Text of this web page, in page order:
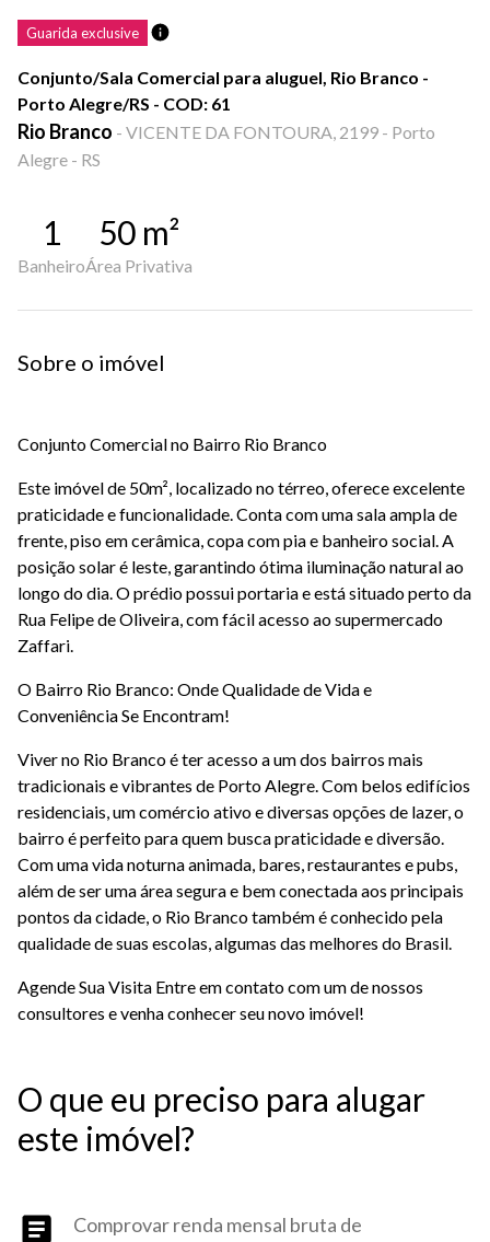
Guarida exclusive
Conjunto/Sala Comercial para aluguel, Rio Branco -
Porto Alegre/RS - COD: 61
Rio Branco - VICENTE DA FONTOURA, 2199 - Porto
Alegre - RS
1
Banheiro
50 m²
Área Privativa
Sobre o imóvel
Conjunto Comercial no Bairro Rio Branco
Este imóvel de 50m², localizado no térreo, oferece excelente
praticidade e funcionalidade. Conta com uma sala ampla de
frente, piso em cerâmica, copa com pia e banheiro social. A
posição solar é leste, garantindo ótima iluminação natural ao
longo do dia. O prédio possui portaria e está situado perto da
Rua Felipe de Oliveira, com fácil acesso ao supermercado
Zaffari.
O Bairro Rio Branco: Onde Qualidade de Vida e
Conveniência Se Encontram!
Viver no Rio Branco é ter acesso a um dos bairros mais
tradicionais e vibrantes de Porto Alegre. Com belos edifícios
residenciais, um comércio ativo e diversas opções de lazer, o
bairro é perfeito para quem busca praticidade e diversão.
Com uma vida noturna animada, bares, restaurantes e pubs,
além de ser uma área segura e bem conectada aos principais
pontos da cidade, o Rio Branco também é conhecido pela
qualidade de suas escolas, algumas das melhores do Brasil.
Agende Sua Visita Entre em contato com um de nossos
consultores e venha conhecer seu novo imóvel!
O que eu preciso para alugar
este imóvel?
Comprovar renda mensal bruta de